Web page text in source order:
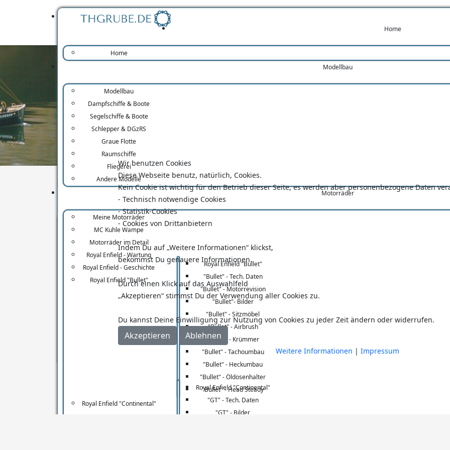
Home
Home
Modellbau
Modellbau
Dampfschiffe & Boote
Segelschiffe & Boote
Schlepper & DGzRS
Graue Flotte
Raumschiffe
Fliegerei
Andere Modelle
Motorräder
Meine Motorräder
MC Kuhle Wampe
Motorräder im Detail
Royal Enfield - Wartung
Royal Enfield - Geschichte
Royal Enfield "Bullet"
Royal Enfield "Bullet"
"Bullet" - Tech. Daten
"Bullet" - Motorrevision
"Bullet"- Bilder
"Bullet" - Sitzmöbel
"Bullet" - Airbrush
"Bullet" - Krümmer
"Bullet" - Tachoumbau
"Bullet" - Heckumbau
"Bullet" - Öldosenhalter
"Bullet" - Head Steady
Royal Enfield "Continental"
Royal Enfield "Continental"
"GT" - Tech. Daten
"GT" - Bilder
Modellbau
Dampfschiffe & Boote
Segelschiffe & Boote
Schlepper & DGzRS
Seenotrettungskreuzer
"Adolph
Bermpohl"
Wir benutzen Cookies
Diese Webseite benutz, natürlich, Cookies.
Kein Cookie ist wichtig für den Betrieb dieser Seite, es werden aber personenbezogene Daten
- Technisch notwendige Cookies
- Statistik-Cookies
- Cookies von Drittanbietern
Indem Du auf „Weitere Informationen“ klickst,
bekommst Du genauere Informationen.
Durch einen Klick auf das Auswahlfeld
„Akzeptieren“ stimmst Du der Verwendung aller Cookies zu.
Du kannst Deine Einwilligung zur Nutzung von Cookies zu jeder Zeit ändern oder widerrufen.
Akzeptieren Ablehnen
Weitere Informationen | Impressum